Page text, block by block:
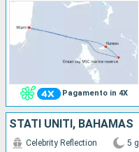
Pagamento in 4X
STATI UNITI, BAHAMAS
Celebrity Reflection 5 g